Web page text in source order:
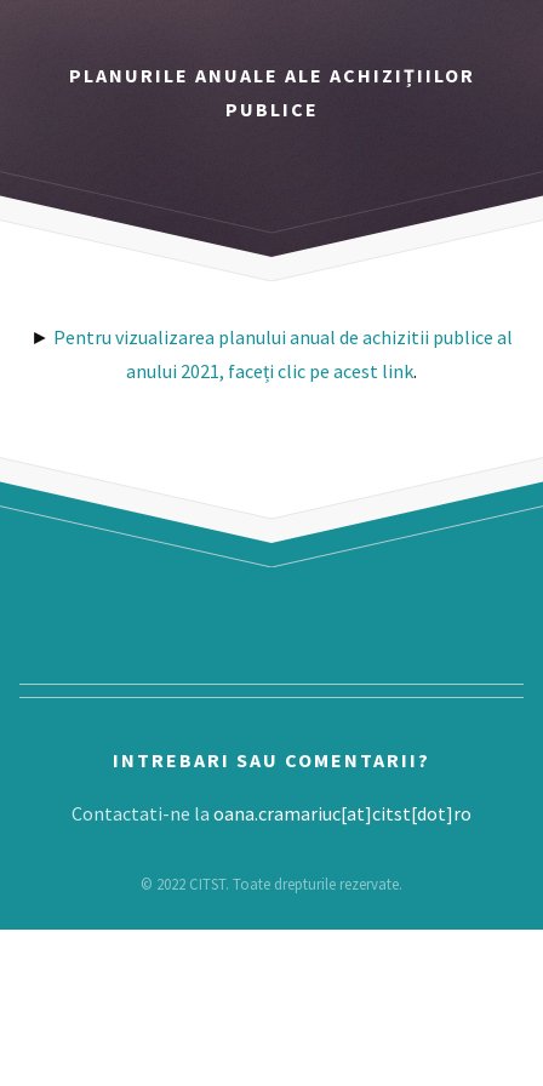
PLANURILE ANUALE ALE ACHIZIȚIILOR
PUBLICE
► Pentru vizualizarea planului anual de achizitii publice al
anului 2021, faceți clic pe acest link.
INTREBARI SAU COMENTARII?
Contactati-ne la oana.cramariuc[at]citst[dot]ro
© 2022 CITST. Toate drepturile rezervate.